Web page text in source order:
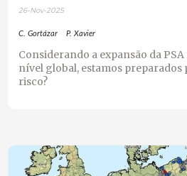
26-Nov-2025
C. Gortázar P. Xavier
Considerando a expansão da
nível global, estamos preparados
risco?